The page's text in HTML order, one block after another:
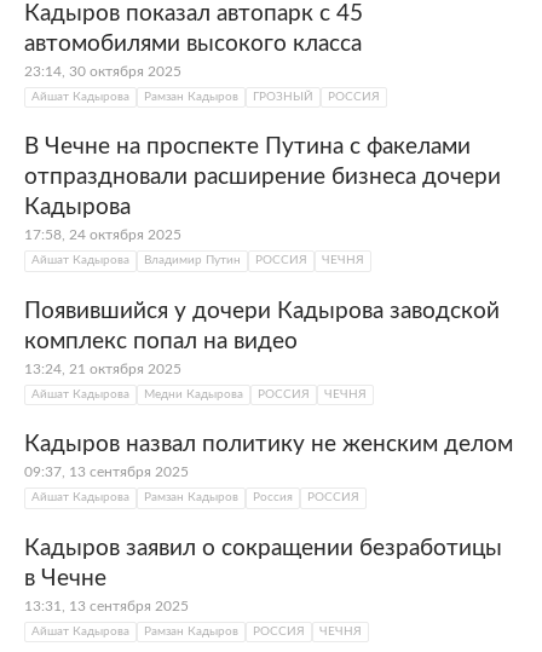
Кадыров показал автопарк с 45
автомобилями высокого класса
23:14, 30 октября 2025
Айшат Кадырова Рамзан Кадыров ГРОЗНЫЙ РОССИЯ
В Чечне на проспекте Путина с факелами
отпраздновали расширение бизнеса дочери
Кадырова
17:58, 24 октября 2025
Айшат Кадырова Владимир Путин РОССИЯ ЧЕЧНЯ
Появившийся у дочери Кадырова заводской
комплекс попал на видео
13:24, 21 октября 2025
Айшат Кадырова Медни Кадырова РОССИЯ ЧЕЧНЯ
Кадыров назвал политику не женским делом
09:37, 13 сентября 2025
Айшат Кадырова Рамзан Кадыров Россия РОССИЯ
Кадыров заявил о сокращении безработицы
в Чечне
13:31, 13 сентября 2025
Айшат Кадырова Рамзан Кадыров РОССИЯ ЧЕЧНЯ